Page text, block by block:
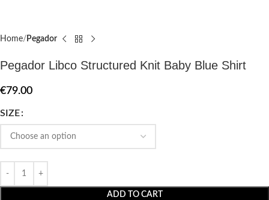
Home Pegador​
Pegador Libco Structured Knit Baby Blue Shirt
€79.00
SIZE
ADD TO CART